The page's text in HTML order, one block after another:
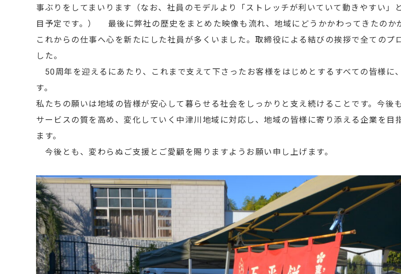
事ぶりをしてまいります（なお、社員のモデルより「ストレッチが利いていて動きやすい」
目予定です。） 最後に弊社の歴史をまとめた映像も流れ、地域にどうかかわってきたのか
これからの仕事へ心を新たにした社員が多くいました。取締役による結びの挨拶で全てのプ
した。
50周年を迎えるにあたり、これまで支えて下さったお客様をはじめとするすべての皆様に
す。
私たちの願いは地域の皆様が安心して暮らせる社会をしっかりと支え続けることです。今後
サービスの質を高め、変化していく中津川地域に対応し、地域の皆様に寄り添える企業を目
ます。
今後とも、変わらぬご支援とご愛顧を賜りますようお願い申し上げます。